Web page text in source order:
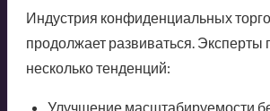
Индустрия конфиденциальных
продолжает развиваться. Эксперты
несколько тенденций:
Улучшение масштабируемости